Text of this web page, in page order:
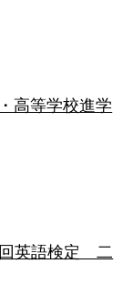
高等学校進学
回英語検定 二